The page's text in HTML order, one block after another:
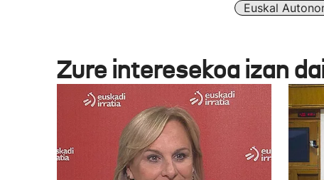
Euskal
Zure interesekoa izan